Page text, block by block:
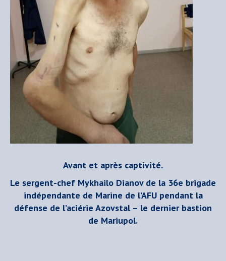
Avant et après captivité.
Le sergent-chef Mykhailo Dianov de la 36e brigade
indépendante de Marine de l’AFU pendant la
défense de l’aciérie Azovstal – le dernier bastion
de Mariupol.